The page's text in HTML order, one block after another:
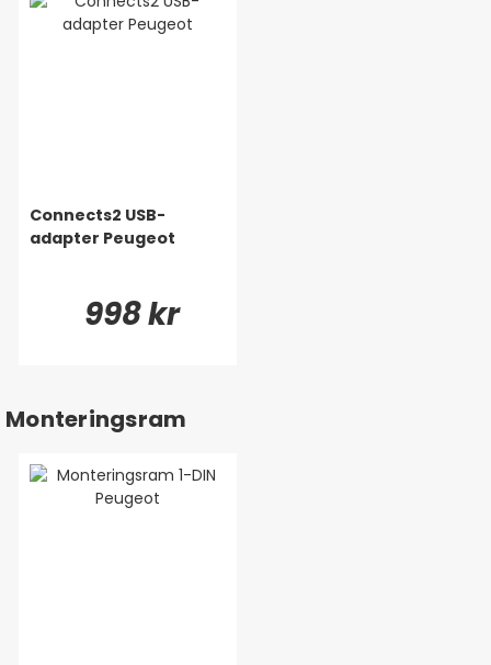
Connects2 USB-
adapter Peugeot
998 kr
Monteringsram